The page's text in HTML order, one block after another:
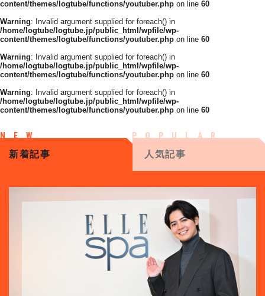
content/themes/logtube/functions/youtuber.php on line 60
Warning: Invalid argument supplied for foreach() in
/home/logtube/logtube.jp/public_html/wpfile/wp-
content/themes/logtube/functions/youtuber.php on line 60
Warning: Invalid argument supplied for foreach() in
/home/logtube/logtube.jp/public_html/wpfile/wp-
content/themes/logtube/functions/youtuber.php on line 60
Warning: Invalid argument supplied for foreach() in
/home/logtube/logtube.jp/public_html/wpfile/wp-
content/themes/logtube/functions/youtuber.php on line 60
新着記事 人気記事